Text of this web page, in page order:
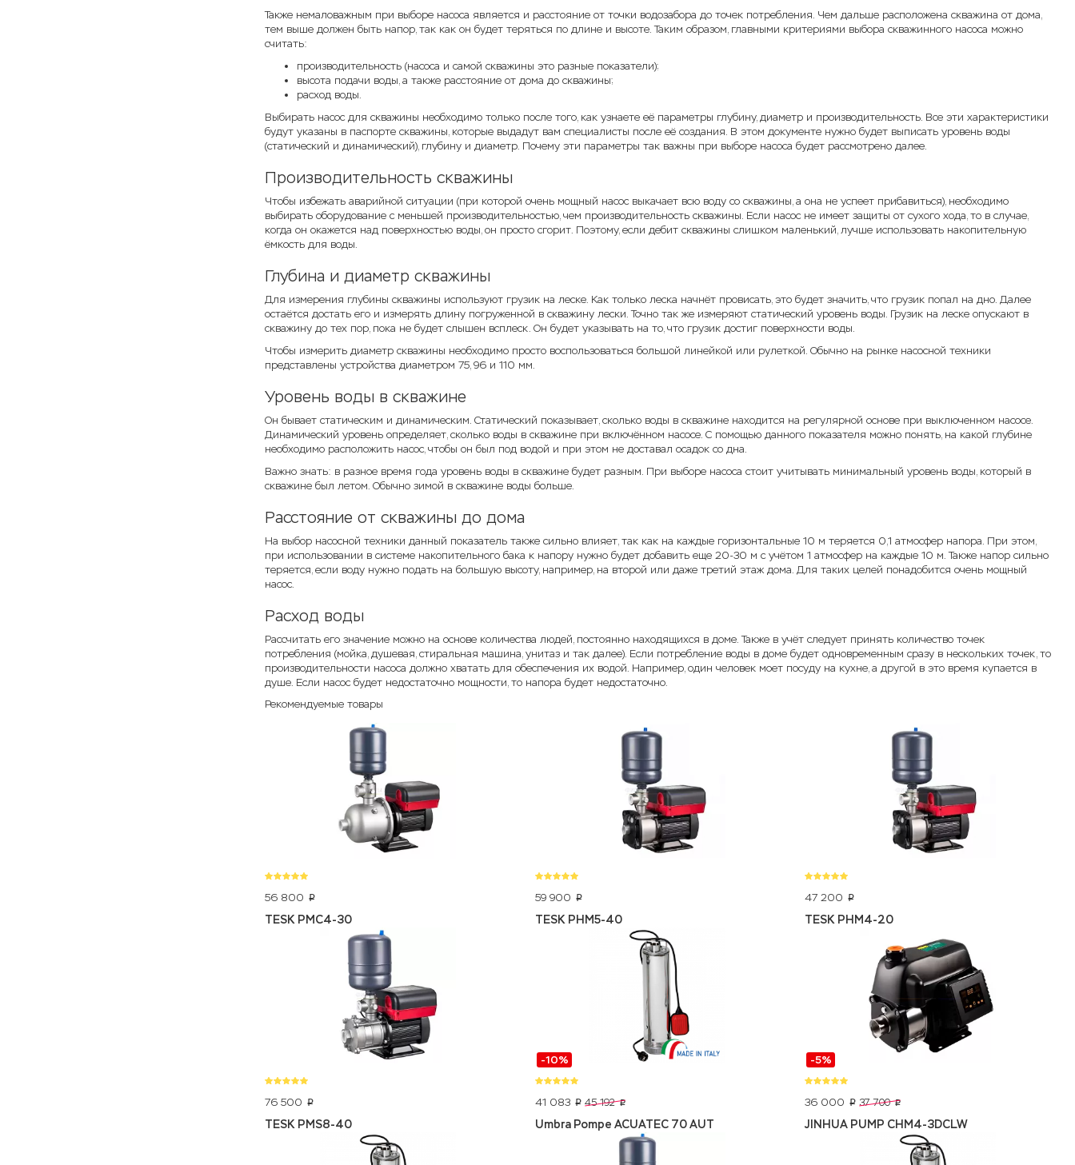
Также немаловажным при выборе насоса является и расстояние от точки водозабора до точек потребления. Чем дальше расположена скважина от дома,
тем выше должен быть напор, так как он будет теряться по длине и высоте. Таким образом, главными критериями выбора скважинного насоса можно
считать:
производительность (насоса и самой скважины это разные показатели);
высота подачи воды, а также расстояние от дома до скважины;
расход воды.
Выбирать насос для скважины необходимо только после того, как узнаете её параметры глубину, диаметр и производительность. Все эти характеристики
будут указаны в паспорте скважины, которые выдадут вам специалисты после её создания. В этом документе нужно будет выписать уровень воды
(статический и динамический), глубину и диаметр. Почему эти параметры так важны при выборе насоса будет рассмотрено далее.
Производительность скважины
Чтобы избежать аварийной ситуации (при которой очень мощный насос выкачает всю воду со скважины, а она не успеет прибавиться), необходимо
выбирать оборудование с меньшей производительностью, чем производительность скважины. Если насос не имеет защиты от сухого хода, то в случае,
когда он окажется над поверхностью воды, он просто сгорит. Поэтому, если дебит скважины слишком маленький, лучше использовать накопительную
ёмкость для воды.
Глубина и диаметр скважины
Для измерения глубины скважины используют грузик на леске. Как только леска начнёт провисать, это будет значить, что грузик попал на дно. Далее
остаётся достать его и измерять длину погруженной в скважину лески. Точно так же измеряют статический уровень воды. Грузик на леске опускают в
скважину до тех пор, пока не будет слышен всплеск. Он будет указывать на то, что грузик достиг поверхности воды.
Чтобы измерить диаметр скважины необходимо просто воспользоваться большой линейкой или рулеткой. Обычно на рынке насосной техники
представлены устройства диаметром 75, 96 и 110 мм.
Уровень воды в скважине
Он бывает статическим и динамическим. Статический показывает, сколько воды в скважине находится на регулярной основе при выключенном насосе.
Динамический уровень определяет, сколько воды в скважине при включённом насосе. С помощью данного показателя можно понять, на какой глубине
необходимо расположить насос, чтобы он был под водой и при этом не доставал осадок со дна.
Важно знать: в разное время года уровень воды в скважине будет разным. При выборе насоса стоит учитывать минимальный уровень воды, который в
скважине был летом. Обычно зимой в скважине воды больше.
Расстояние от скважины до дома
На выбор насосной техники данный показатель также сильно влияет, так как на каждые горизонтальные 10 м теряется 0,1 атмосфер напора. При этом,
при использовании в системе накопительного бака к напору нужно будет добавить еще 20-30 м с учётом 1 атмосфер на каждые 10 м. Также напор сильно
теряется, если воду нужно подать на большую высоту, например, на второй или даже третий этаж дома. Для таких целей понадобится очень мощный
насос.
Расход воды
Рассчитать его значение можно на основе количества людей, постоянно находящихся в доме. Также в учёт следует принять количество точек
потребления (мойка, душевая, стиральная машина, унитаз и так далее). Если потребление воды в доме будет одновременным сразу в нескольких точек, то
производительности насоса должно хватать для обеспечения их водой. Например, один человек моет посуду на кухне, а другой в это время купается в
душе. Если насос будет недостаточно мощности, то напора будет недостаточно.
Рекомендуемые товары
56 800 p
TESK PMC4-30
59 900 p
TESK PHM5-40
47 200 p
TESK PHM4-20
76 500 p
TESK PMS8-40
-10%
41 083 p 45 192 p
Umbra Pompe ACUATEC 70 AUT
-5%
36 000 p 37 700 p
JINHUA PUMP CHM4-3DCLW